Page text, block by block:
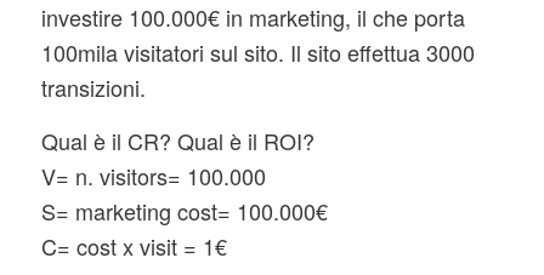
investire 100.000€ in marketing, il che porta
100mila visitatori sul sito. Il sito effettua 3000
transizioni.
Qual è il CR? Qual è il ROI?
V= n. visitors= 100.000
S= marketing cost= 100.000€
C= cost x visit = 1€